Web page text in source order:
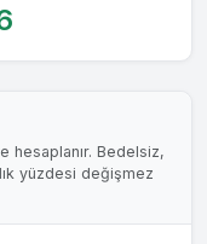
hesaplanır. Bedelsiz,
yüzdesi değişmez